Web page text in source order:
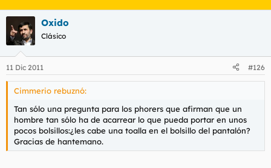
i
c
i
a
d
o
r
d
l
t
e
m
e
n
i
i
o
Oxido
Clásico
11 Dic 2011 #126
Cimmerio rebuznó:
Tan sólo una pregunta para los phorers que afirman que un
hombre tan sólo ha de acarrear lo que pueda portar en unos
pocos bolsillos:¿les cabe una toalla en el bolsillo del pantalón?
Gracias de hantemano.